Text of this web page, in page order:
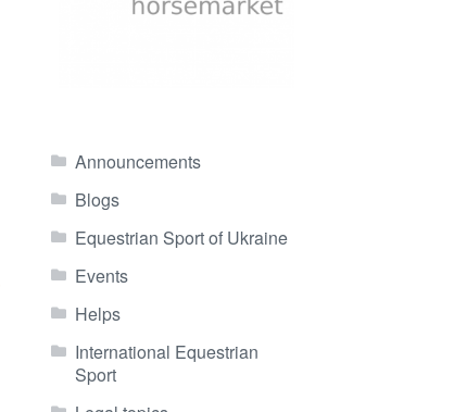
Announcements
Blogs
Equestrian Sport of Ukraine
Events
Helps
International Equestrian
Sport